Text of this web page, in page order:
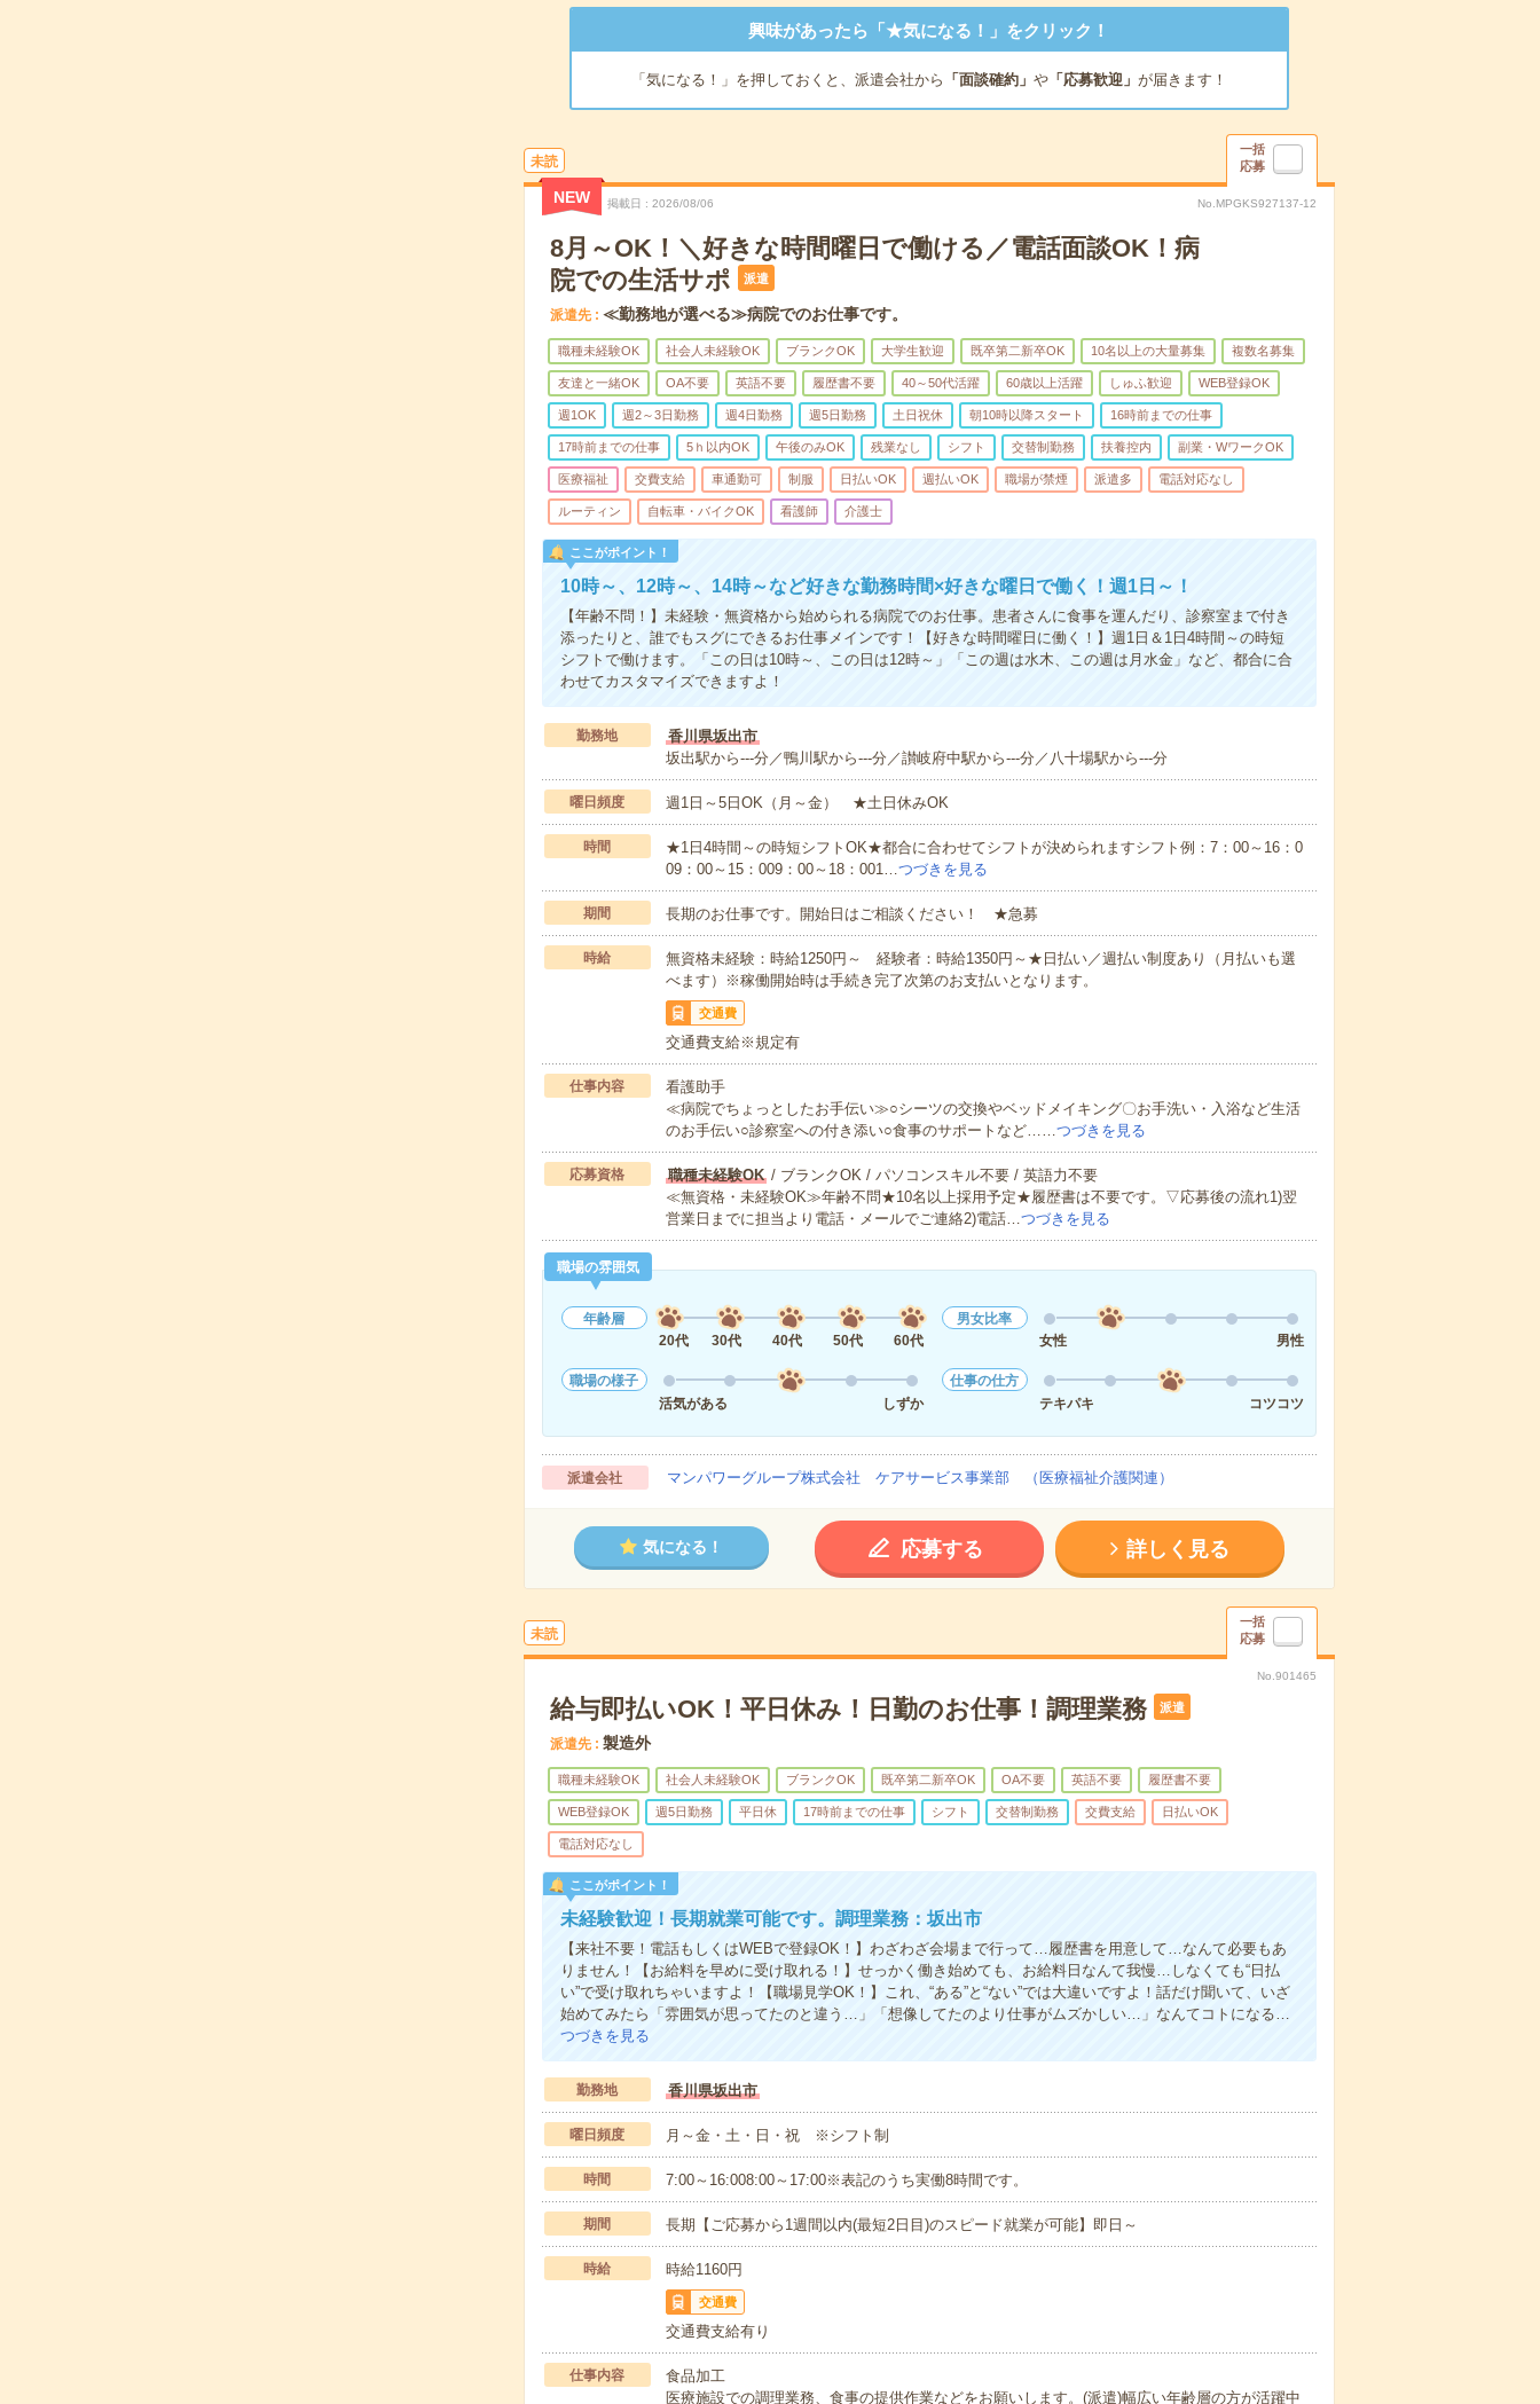
興味があったら「★気になる！」をクリック！
「気になる！」を押しておくと、派遣会社から 「面談確約」 や「応募歓迎」 が届きます！
未読
一括
応募
NEW 掲載日 2026/08/06 No.MPGKS927137-12
8月～OK！＼好きな時間曜日で働ける／電話面談OK！病
院での生活サポ
派遣
派遣先 ≪勤務地が選べる≫病院でのお仕事です。
職種未経験OK 社会人未経験OK ブランクOK 大学生歓迎 既卒第二新卒OK 10名以上の大量募集 複数名募集
友達と一緒OK OA不要 英語不要 履歴書不要 40～50代活躍 60歳以上活躍 しゅふ歓迎 WEB登録OK
週1OK 週2～3日勤務 週4日勤務 週5日勤務 土日祝休 朝10時以降スタート 16時前までの仕事
17時前までの仕事 5ｈ以内OK 午後のみOK 残業なし シフト 交替制勤務 扶養控内 副業・WワークOK
医療福祉 交費支給 車通勤可 制服 日払いOK 週払いOK 職場が禁煙 派遣多 電話対応なし
ルーティン 自転車・バイクOK 看護師 介護士
ここがポイント！
10時～、12時～、14時～など好きな勤務時間×好きな曜日で働く！週1日～！
【年齢不問！】未経験・無資格から始められる病院でのお仕事。患者さんに食事を運んだり、診察室まで付き
添ったりと、誰でもスグにできるお仕事メインです！【好きな時間曜日に働く！】週1日＆1日4時間～の時短
シフトで働けます。「この日は10時～、この日は12時～」「この週は水木、この週は月水金」など、都合に合
わせてカスタマイズできますよ！
勤務地
香川県坂出市
坂出駅から---分／鴨川駅から---分／讃岐府中駅から---分／八十場駅から---分
曜日頻度 週1日～5日OK（月～金） ★土日休みOK
時間
★1日4時間～の時短シフトOK★都合に合わせてシフトが決められますシフト例：7：00～16：0
09：00～15：009：00～18：001… つづきを見る
期間 長期のお仕事です。開始日はご相談ください！ ★急募
時給
無資格未経験：時給1250円～ 経験者：時給1350円～★日払い／週払い制度あり（月払いも選
べます）※稼働開始時は手続き完了次第のお支払いとなります。
交通費
交通費支給※規定有
仕事内容
看護助手
≪病院でちょっとしたお手伝い≫○シーツの交換やベッドメイキング〇お手洗い・入浴など生活
のお手伝い○診察室への付き添い○食事のサポートなど…… つづきを見る
応募資格 職種未経験OK/ ブランクOK / パソコンスキル不要 / 英語力不要
≪無資格・未経験OK≫年齢不問★10名以上採用予定★履歴書は不要です。▽応募後の流れ1)翌
営業日までに担当より電話・メールでご連絡2)電話… つづきを見る
職場の雰囲気
年齢層
20代
30代 40代 50代 60代
男女比率
女性
男性
職場の様子
活気がある
しずか
仕事の仕方
テキパキ
コツコツ
派遣会社 マンパワーグループ株式会社 ケアサービス事業部 （医療福祉介護関連）
気になる！ 応募する 詳しく見る
未読
一括
応募
No.901465
給与即払いOK！平日休み！日勤のお仕事！調理業務 派遣
派遣先 製造外
職種未経験OK 社会人未経験OK ブランクOK 既卒第二新卒OK OA不要 英語不要 履歴書不要
WEB登録OK 週5日勤務 平日休 17時前までの仕事 シフト 交替制勤務 交費支給 日払いOK
電話対応なし
ここがポイント！
未経験歓迎！長期就業可能です。調理業務：坂出市
【来社不要！電話もしくはWEBで登録OK！】わざわざ会場まで行って…履歴書を用意して…なんて必要もあ
りません！【お給料を早めに受け取れる！】せっかく働き始めても、お給料日なんて我慢…しなくても“日払
い”で受け取れちゃいますよ！【職場見学OK！】これ、“ある”と“ない”では大違いですよ！話だけ聞いて、いざ
始めてみたら「雰囲気が思ってたのと違う…」「想像してたのより仕事がムズかしい…」なんてコトになる…
つづきを見る
勤務地 香川県坂出市
曜日頻度 月～金・土・日・祝 ※シフト制
時間 7:00～16:008:00～17:00※表記のうち実働8時間です。
期間 長期【ご応募から1週間以内(最短2日目)のスピード就業が可能】即日～
時給 時給1160円
交通費
交通費支給有り
仕事内容
食品加工
医療施設での調理業務、食事の提供作業などをお願いします。(派遣)幅広い年齢層の方が活躍中